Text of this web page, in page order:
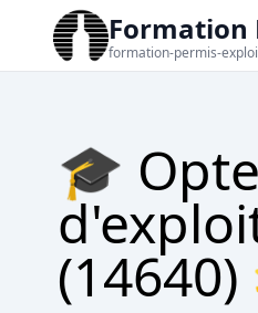
Formation
formation-permis-
🎓